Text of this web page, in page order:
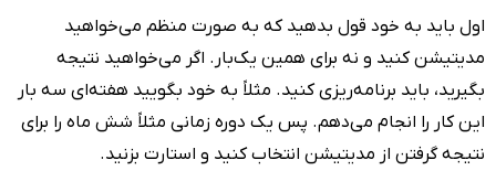
اول باید به خود قول بدهید که به صورت منظم می‌خواهید
مدیتیشن کنید و نه برای همین یک‌بار. اگر می‌خواهید نتیجه
بگیرید، باید برنامه‌ریزی کنید. مثلاً به خود بگویید هفته‌ای سه بار
این کار را انجام می‌دهم. پس یک دوره زمانی مثلاً شش ماه را برای
نتیجه گرفتن از مدیتیشن انتخاب کنید و استارت بزنید.